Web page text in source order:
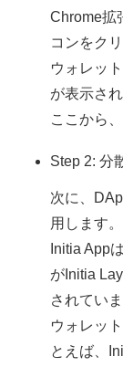
Chrome拡
コンをク
ウォレッ
が表示され
ここから
Step 2: 分
次に、
用します。
Initia App
がInitia
されていま
ウォレッ
とえば、